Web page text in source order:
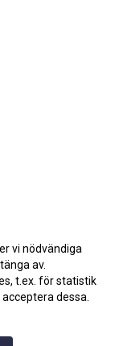
vi nödvändiga
av.
t.ex. för statistik
dessa.